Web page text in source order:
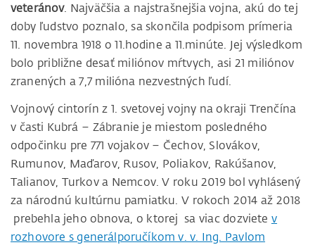
veteránov. Najväčšia a najstrašnejšia vojna, akú do tej
doby ľudstvo poznalo, sa skončila podpisom prímeria
11. novembra 1918 o 11.hodine a 11.minúte. Jej výsledkom
bolo približne desať miliónov mŕtvych, asi 21 miliónov
zranených a 7,7 milióna nezvestných ľudí.
Vojnový cintorín z 1. svetovej vojny na okraji Trenčína
v časti Kubrá – Zábranie je miestom posledného
odpočinku pre 771 vojakov – Čechov, Slovákov,
Rumunov, Maďarov, Rusov, Poliakov, Rakúšanov,
Talianov, Turkov a Nemcov. V roku 2019 bol vyhlásený
za národnú kultúrnu pamiatku. V rokoch 2014 až 2018
prebehla jeho obnova, o ktorej sa viac dozviete v
rozhovore s generálporučíkom v. v. Ing. Pavlom